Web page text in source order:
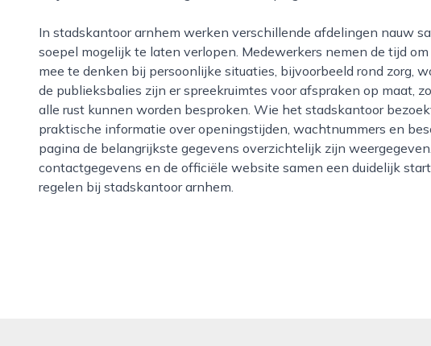
In stadskantoor arnhem werken verschillende afdelingen nauw samen om de dienstverlening zo
soepel mogelijk te laten verlopen. Medewerkers nemen de tijd
mee te denken bij persoonlijke situaties, bijvoorbeeld rond zorg,
de publieksbalies zijn er spreekruimtes voor afspraken op maat,
alle rust kunnen worden besproken. Wie het stadskantoor
praktische informatie over openingstijden, wachtnummers en
pagina de belangrijkste gegevens overzichtelijk zijn
contactgegevens en de officiële website samen een duidelijk
regelen bij stadskantoor arnhem.